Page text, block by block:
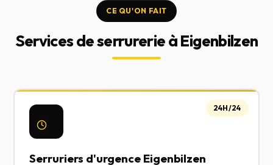
CE QU'ON FAIT
Services de serrurerie à Eigenbilzen
Serruriers d'urgence Eigenbilzen
24H/24